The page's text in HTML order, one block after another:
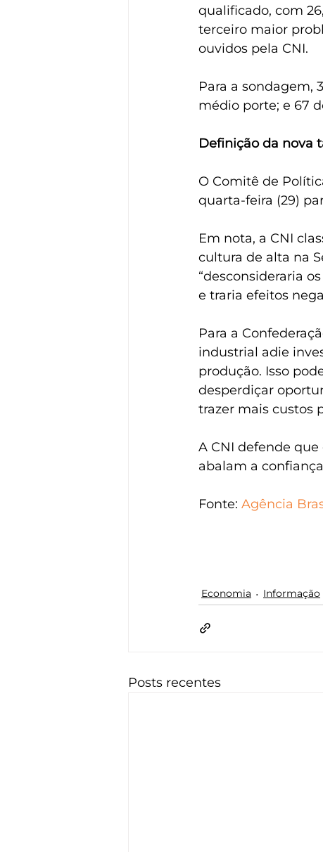
qualificado, com
terceiro maior
ouvidos pela CNI.
Para a sondagem,
médio porte; e 67
Definição da nova
O Comitê de
quarta-feira (29)
Em nota, a CNI
cultura de alta na
“desconsideraria
e traria efeitos
Para a
industrial adie
produção. Isso
desperdiçar
trazer mais custos
A CNI defende
abalam a
Fonte: Agência
Economia Informação
Posts recentes